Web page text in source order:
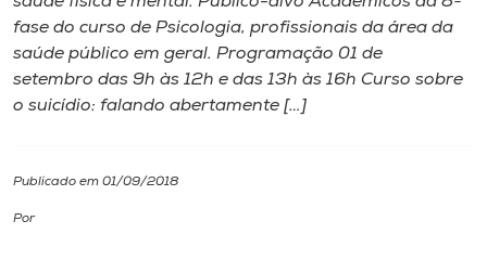
A
I.nova
fase do curso de Psicologia, profissionais da área da
saúde público em geral. Programação 01 de
setembro das 9h às 12h e das 13h às 16h Curso sobre
o suicídio: falando abertamente […]
Publicado em 01/09/2018
Por